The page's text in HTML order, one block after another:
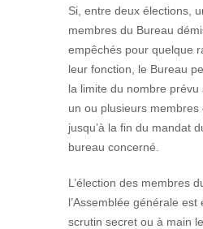
Si, entre deux élections,
membres du Bureau
empêchés pour quelque
leur fonction, le Bureau
la limite du nombre
un ou plusieurs membres
jusqu’à la fin du mandat
bureau concerné.
L’élection des membres
l’Assemblée générale est
scrutin secret ou à main